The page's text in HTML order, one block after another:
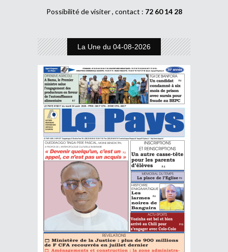
Possibilité de visiter , contact : 72 60 14 28
La Une du 04-08-2026